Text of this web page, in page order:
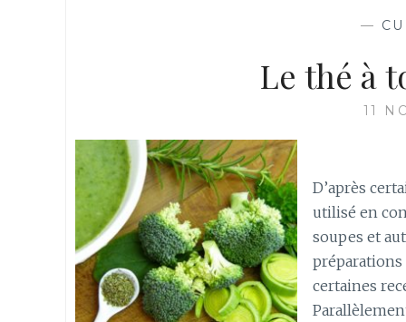
—
Le thé à
11
D’après
utilisé en
soupes et
préparations
certaines